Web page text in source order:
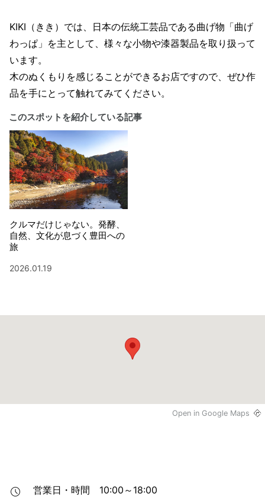
KIKI（きき）では、日本の伝統工芸品である曲げ物「曲げ
わっぱ」を主として、様々な小物や漆器製品を取り扱って
います。
木のぬくもりを感じることができるお店ですので、ぜひ作
品を手にとって触れてみてください。
このスポットを紹介している記事
クルマだけじゃない。発酵、
自然、文化が息づく豊田への
旅
2026.01.19
Open in Google Maps
営業日・時間
10:00～18:00